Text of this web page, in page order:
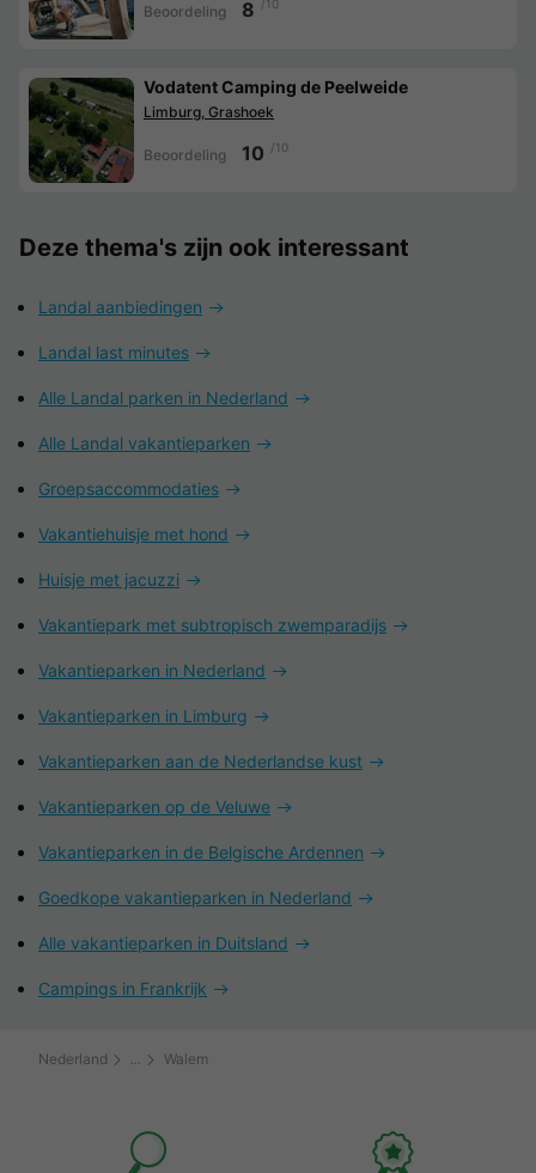
Beoordeling 8 /10
Vodatent Camping de Peelweide
Limburg, Grashoek
Beoordeling 10 /10
Deze thema's zijn ook interessant
Landal aanbiedingen
Landal last minutes
Alle Landal parken in Nederland
Alle Landal vakantieparken
Groepsaccommodaties
Vakantiehuisje met hond
Huisje met jacuzzi
Vakantiepark met subtropisch zwemparadijs
Vakantieparken in Nederland
Vakantieparken in Limburg
Vakantieparken aan de Nederlandse kust
Vakantieparken op de Veluwe
Vakantieparken in de Belgische Ardennen
Goedkope vakantieparken in Nederland
Alle vakantieparken in Duitsland
Campings in Frankrijk
Nederland Walem